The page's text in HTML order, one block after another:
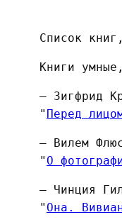
Список
Книги
— Зигфрид
" Перед
— Вилем
" О
— Чинция
" Она.